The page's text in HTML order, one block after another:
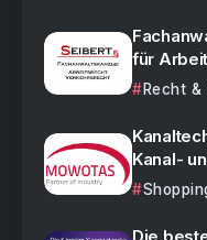
für
Recht &
Kanal-